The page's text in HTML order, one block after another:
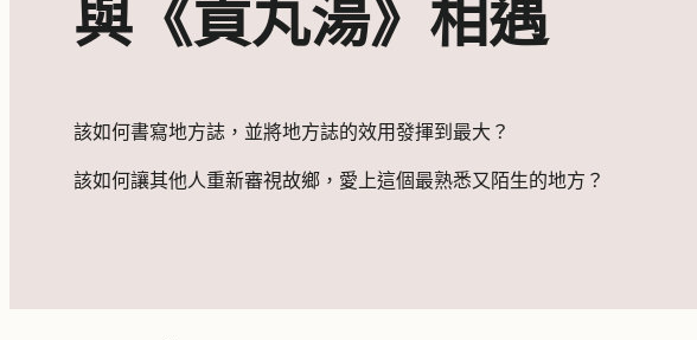
與《貢丸湯》相遇
該如何書寫地方誌，並將地方誌的效用發揮到最大？
該如何讓其他人重新審視故鄉，愛上這個最熟悉又陌生的地方？